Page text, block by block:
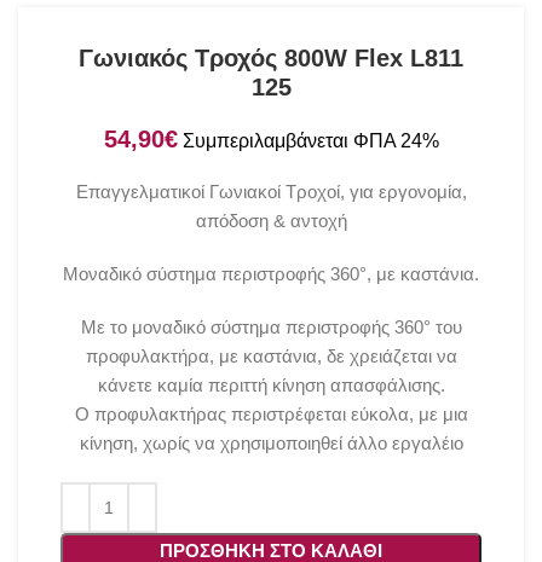
Γωνιακός Τροχός 800W Flex L811
125
€
Επαγγελματικοί Γωνιακοί Τροχοί, για εργονομία,
απόδοση & αντοχή
Μοναδικό σύστημα περιστροφής 360°, με καστάνια.
Με το μοναδικό σύστημα περιστροφής 360° του
προφυλακτήρα, με καστάνια, δε χρειάζεται να
κάνετε καμία περιττή κίνηση απασφάλισης.
Ο προφυλακτήρας περιστρέφεται εύκολα, με μια
κίνηση, χωρίς να χρησιμοποιηθεί άλλο εργαλέιο
ΠΡΟΣΘΉΚΗ ΣΤΟ ΚΑΛΆΘΙ